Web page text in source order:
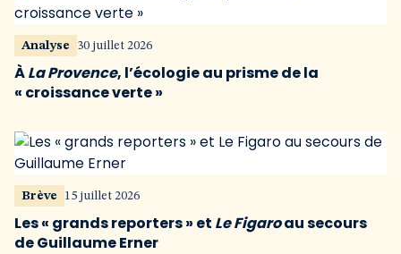
Analyse 30 juillet 2026
ÀLa Provence, l’écologie au prisme de la
« croissance verte »
Brève 15 juillet 2026
Les « grands reporters » et Le Figaroau secours
de Guillaume Erner